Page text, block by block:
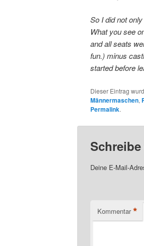
So I did not
What you see
and all seats
fun.) minus
started before
Dieser Eintrag
Männermaschen,
Permalink.
Deine E-Mail-
Kommentar *